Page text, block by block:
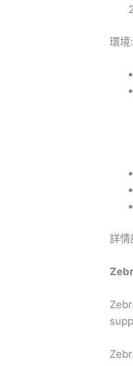
環境:
詳情